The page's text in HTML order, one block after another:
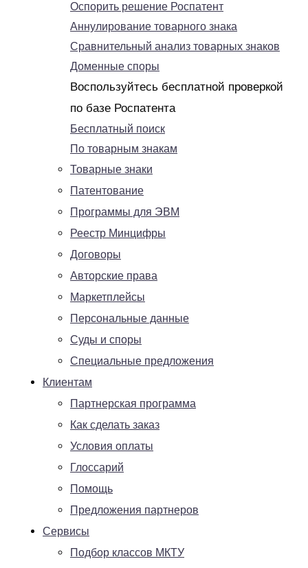
Оспорить решение Роспатент
Аннулирование товарного знака
Сравнительный анализ товарных знаков
Доменные споры
Воспользуйтесь бесплатной проверкой
по базе Роспатента
Бесплатный поиск
По товарным знакам
Товарные знаки
Патентование
Программы для ЭВМ
Реестр Минцифры
Договоры
Авторские права
Маркетплейсы
Персональные данные
Суды и споры
Специальные предложения
Клиентам
Партнерская программа
Как сделать заказ
Условия оплаты
Глоссарий
Помощь
Предложения партнеров
Сервисы
Подбор классов МКТУ